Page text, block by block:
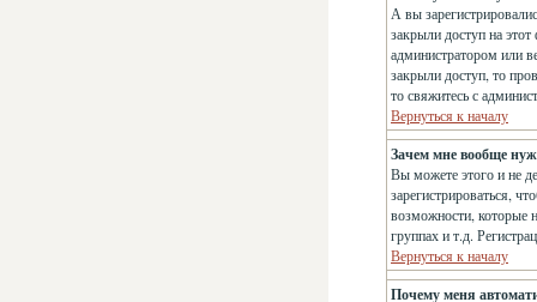
А вы
закрыли доступ на
администратором или
закрыли доступ, то
то свяжитесь с
Вернуться к началу
Зачем мне вообще
Вы можете этого и не
зарегистрироваться,
возможности, которые
группах и т.д.
Вернуться к началу
Почему меня